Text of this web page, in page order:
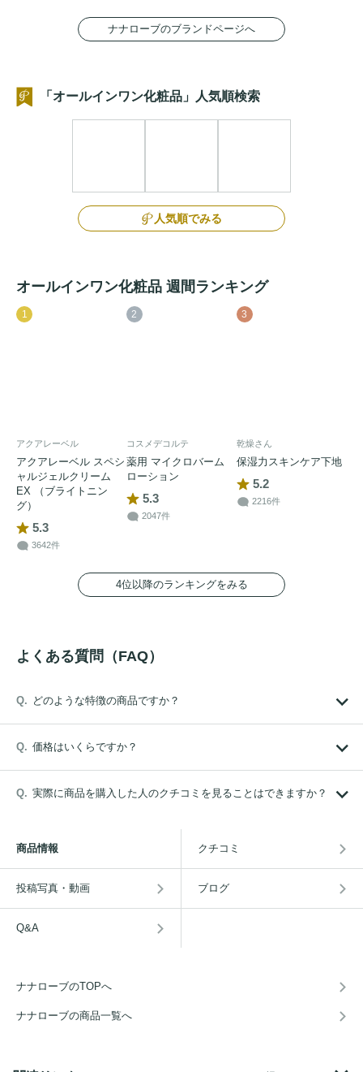
ナナローブのブランドページへ
「オールインワン化粧品」人気順検索
人気順でみる
オールインワン化粧品 週間ランキング
1
アクアレーベル
アクアレーベル スペシ
ャルジェルクリーム
EX （ブライトニン
グ）
5.3
3642件
2
コスメデコルテ
薬用 マイクロバーム
ローション
5.3
2047件
3
乾燥さん
保湿力スキンケア下地
5.2
2216件
4位以降のランキングをみる
よくある質問（FAQ）
どのような特徴の商品ですか？
価格はいくらですか？
実際に商品を購入した人のクチコミを見ることはできますか？
商品情報 クチコミ
投稿写真・動画 ブログ
Q&A
ナナローブのTOPへ
ナナローブの商品一覧へ